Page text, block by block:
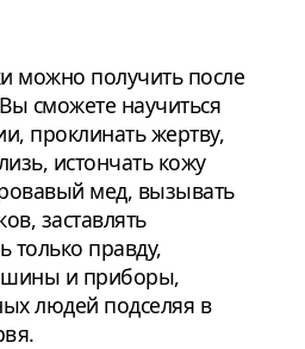
можно получить после
сможете научиться
проклинать жертву,
истончать кожу
мед, вызывать
заставлять
только правду,
и приборы,
людей подселяя в